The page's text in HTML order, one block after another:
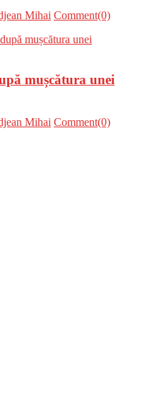
Mihai Comment(0)
mușcătura unei
Mihai Comment(0)